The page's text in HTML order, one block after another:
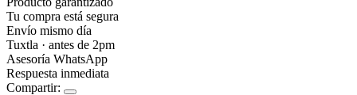
Tu compra está segura
Envío mismo día
Tuxtla · antes de 2pm
Asesoría WhatsApp
Respuesta inmediata
Compartir: